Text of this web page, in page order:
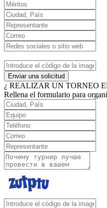
Enviar una solicitud
¿ REALIZAR UN TORNEO
Rellena el formulario para